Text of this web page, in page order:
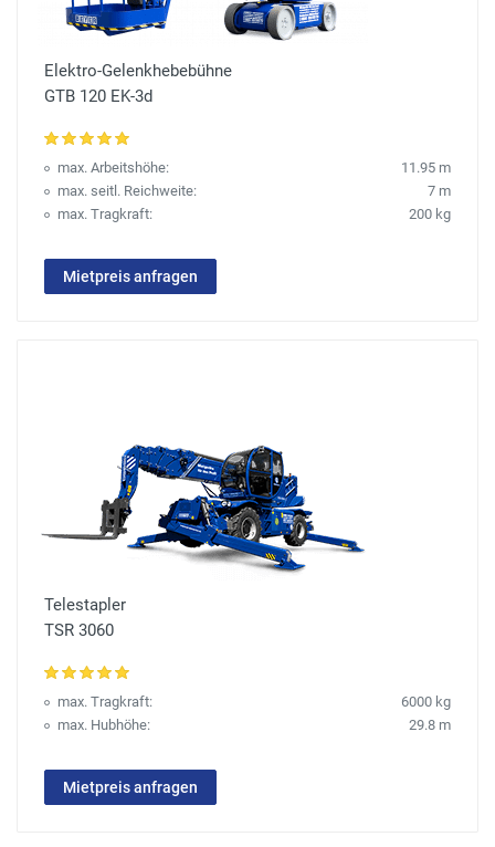
Elektro-Gelenkhebebühne
GTB 120 EK-3d
max. Arbeitshöhe:
11.95 m
max. seitl. Reichweite:
7 m
max. Tragkraft:
200 kg
Mietpreis anfragen
Telestapler
TSR 3060
max. Tragkraft:
6000 kg
max. Hubhöhe:
29.8 m
Mietpreis anfragen